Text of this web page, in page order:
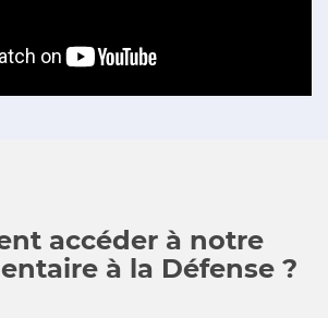
accéder à notre
à la Défense ?